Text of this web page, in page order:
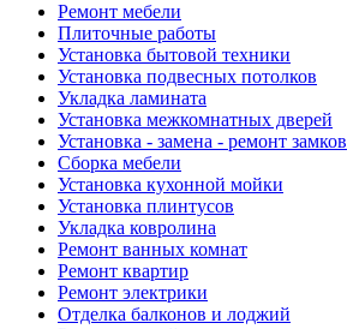
Ремонт мебели
Плиточные работы
Установка бытовой техники
Установка подвесных потолков
Укладка ламината
Установка межкомнатных дверей
Установка - замена - ремонт замков
Сборка мебели
Установка кухонной мойки
Установка плинтусов
Укладка ковролина
Ремонт ванных комнат
Ремонт квартир
Ремонт электрики
Отделка балконов и лоджий